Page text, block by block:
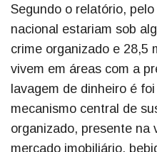
Segundo o relatório,
nacional estariam sob
crime organizado e 28,5
vivem em áreas com a
lavagem de dinheiro é
mecanismo central de
organizado, presente na
mercado imobiliário,